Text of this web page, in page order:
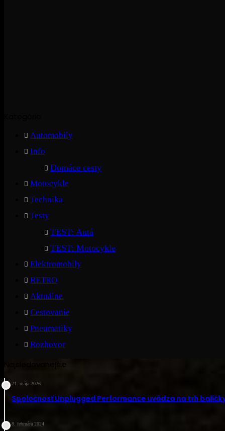
Automobily
Info
Domáce cesty
Motocykle
Technika
Testy
TEST: Autá
TEST: Motocykle
Elektromobily
RETRO
Aktuálne
Cestovanie
Pneumatiky
Rozhovor
Najsledovanejšie
21. mája 2026
Spoločnosť Unplugged Performance uvádza na trh
8. februára 2024